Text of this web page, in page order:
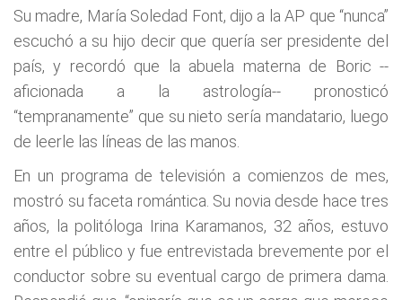
Su madre, María Soledad Font, dijo a la AP que “nunca”
escuchó a su hijo decir que quería ser presidente del
país, y recordó que la abuela materna de Boric --
aficionada a la astrología-- pronosticó
“tempranamente” que su nieto sería mandatario, luego
de leerle las líneas de las manos.
En un programa de televisión a comienzos de mes,
mostró su faceta romántica. Su novia desde hace tres
años, la politóloga Irina Karamanos, 32 años, estuvo
entre el público y fue entrevistada brevemente por el
conductor sobre su eventual cargo de primera dama.